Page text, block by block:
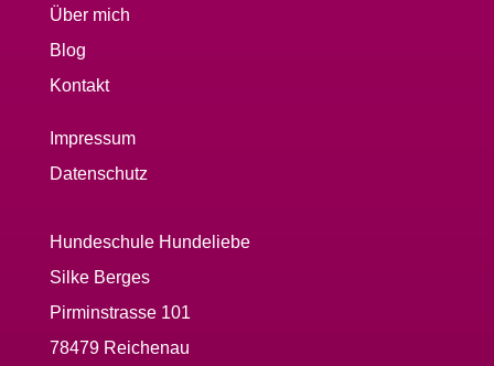
Über mich
Blog
Kontakt
Impressum
Datenschutz
Hundeschule Hundeliebe
Silke Berges
Pirminstrasse 101
78479 Reichenau